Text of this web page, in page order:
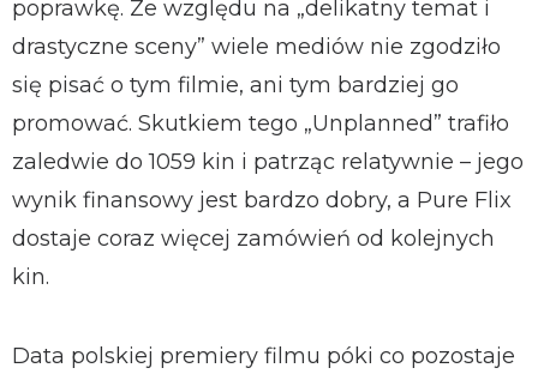
poprawkę. Ze względu na „delikatny temat i
drastyczne sceny” wiele mediów nie zgodziło
się pisać o tym filmie, ani tym bardziej go
promować. Skutkiem tego „Unplanned” trafiło
zaledwie do 1059 kin i patrząc relatywnie – jego
wynik finansowy jest bardzo dobry, a Pure Flix
dostaje coraz więcej zamówień od kolejnych
kin.
Data polskiej premiery filmu póki co pozostaje